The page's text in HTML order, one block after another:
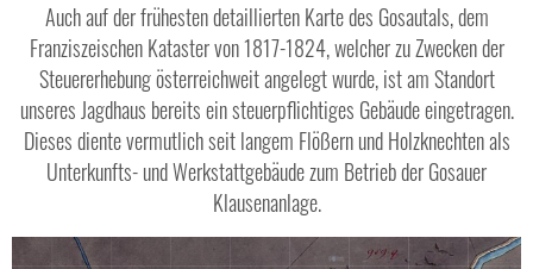
Auch auf der frühesten detaillierten Karte des Gosautals, dem
Franziszeischen Kataster von 1817-1824, welcher zu Zwecken der
Steuererhebung österreichweit angelegt wurde, ist am Standort
unseres Jagdhaus bereits ein steuerpflichtiges Gebäude eingetragen.
Dieses diente vermutlich seit langem Flößern und Holzknechten als
Unterkunfts- und Werkstattgebäude zum Betrieb der Gosauer
Klausenanlage.